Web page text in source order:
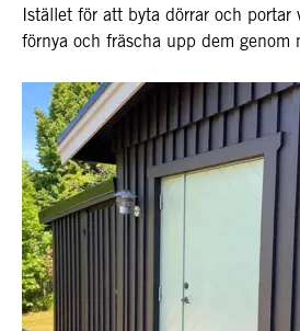
Istället för att byta dörrar och portar
förnya och fräscha upp dem genom